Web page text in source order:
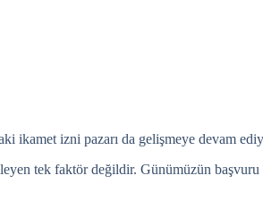
ikamet izni pazarı da gelişmeye devam
tek faktör değildir. Günümüzün